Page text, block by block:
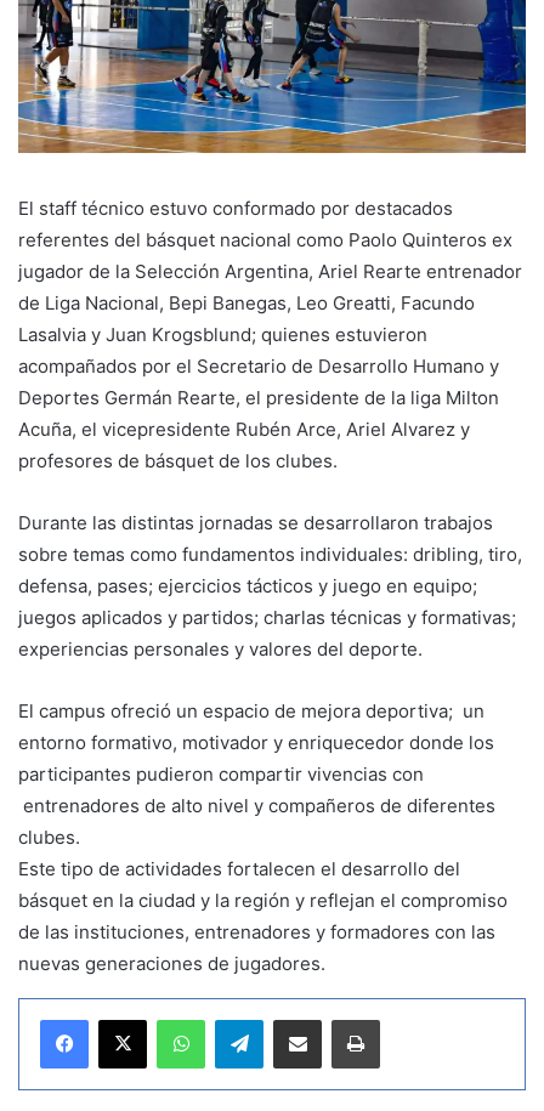
El staff técnico estuvo conformado por destacados
referentes del básquet nacional como Paolo Quinteros ex
jugador de la Selección Argentina, Ariel Rearte entrenador
de Liga Nacional, Bepi Banegas, Leo Greatti, Facundo
Lasalvia y Juan Krogsblund; quienes estuvieron
acompañados por el Secretario de Desarrollo Humano y
Deportes Germán Rearte, el presidente de la liga Milton
Acuña, el vicepresidente Rubén Arce, Ariel Alvarez y
profesores de básquet de los clubes.
Durante las distintas jornadas se desarrollaron trabajos
sobre temas como fundamentos individuales: dribling, tiro,
defensa, pases; ejercicios tácticos y juego en equipo;
juegos aplicados y partidos; charlas técnicas y formativas;
experiencias personales y valores del deporte.
El campus ofreció un espacio de mejora deportiva; un
entorno formativo, motivador y enriquecedor donde los
participantes pudieron compartir vivencias con
entrenadores de alto nivel y compañeros de diferentes
clubes.
Este tipo de actividades fortalecen el desarrollo del
básquet en la ciudad y la región y reflejan el compromiso
de las instituciones, entrenadores y formadores con las
nuevas generaciones de jugadores.
Telegram